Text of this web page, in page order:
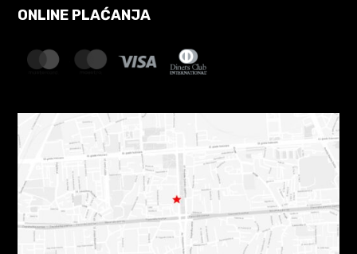
ONLINE PLAĆANJA